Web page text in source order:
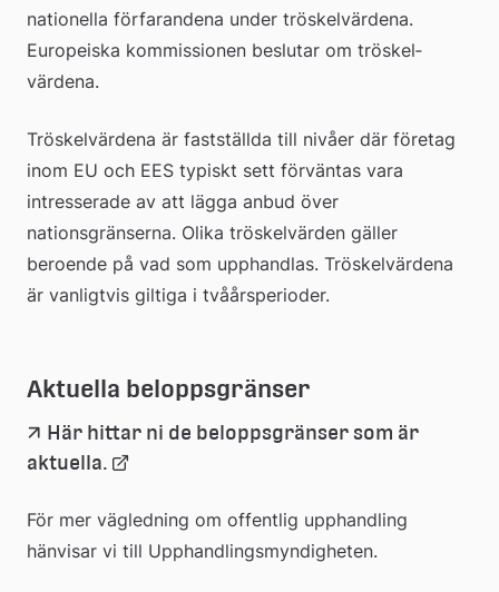
nationella förfarandena under tröskel­värdena.
Europeiska kommissionen beslutar om tröskel­
värdena.
Tröskelvärdena är fastställda till nivåer där företag
inom EU och EES typiskt sett förväntas vara
intresserade av att lägga anbud över
nationsgränserna. Olika tröskelvärden gäller
beroende på vad som upphandlas. Tröskelvärdena
är vanligtvis giltiga i tvåårsperioder.
Aktuella beloppsgränser
Här hittar ni de beloppsgränser som är
aktuella. Länk
till
extern
För mer vägledning om offentlig upphandling
hänvisar vi till Upphandlingsmyndigheten.